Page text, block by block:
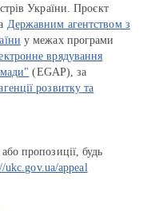
України. Проєкт
Державним агентством з
у межах програми
врядування
(EGAP), за
розвитку та
пропозиції, будь
ukc.gov.ua/appeal